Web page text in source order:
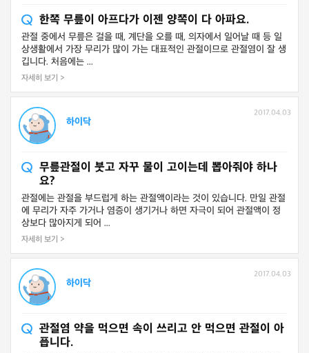
한쪽 무릎이 아프다가 이젠 양쪽이 다 아파요.
관절 중에서 무릎은 걸을 때, 계단을 오를 때, 의자에서 일어날 때 등 일
상생활에서 가장 무리가 많이 가는 대표적인 관절이므로 관절염이 잘 생
깁니다. 처음에는 ...
자세히 보기 >
하이닥
2017.04.03
무릎관절이 붓고 자꾸 물이 고이는데 뽑아줘야 하나
요?
관절에는 관절을 부드럽게 하는 관절액이라는 것이 있습니다. 만일 관절
에 무리가 자주 가거나 염증이 생기거나 하면 자극이 되어 관절액이 정
상보다 많아지게 되어 ...
자세히 보기 >
하이닥
2017.04.03
관절염 약을 먹으면 속이 쓰리고 안 먹으면 관절이 아
픕니다.